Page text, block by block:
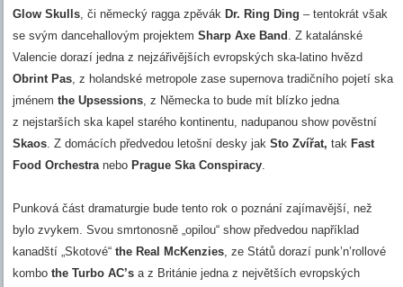
Glow Skulls, či německý ragga zpěvák Dr. Ring Ding – tentokrát však
se svým dancehallovým projektemSharp Axe Band . Z katalánské
Valencie dorazí jedna z nejzářivějších evropských ska-latino hvězd
Obrint Pas, z holandské metropole zase supernova tradičního pojetí ska
jménemthe Upsessions, z Německa to bude mít blízko jedna
z nejstarších ska kapel starého kontinentu, nadupanou show pověstní
Skaos. Z domácích předvedou letošní desky jakSto Zvířat, tak Fast
Food Orchestranebo Prague Ska Conspiracy.
Punková část dramaturgie bude tento rok o poznání zajímavější, než
bylo zvykem. Svou smrtonosně „opilou“ show předvedou například
kanadští „Skotové“the Real McKenzies, ze Států dorazí punk’n’rollové
kombothe Turbo AC’s a z Británie jedna z největších evropských